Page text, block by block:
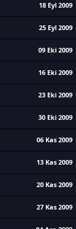
18 Eyl 2009
25 Eyl 2009
09 Eki 2009
16 Eki 2009
23 Eki 2009
30 Eki 2009
06 Kas 2009
13 Kas 2009
20 Kas 2009
27 Kas 2009